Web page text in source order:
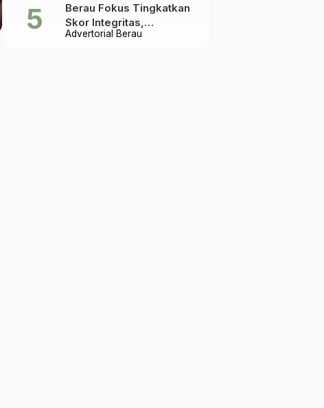
Advertorial Berau
Berau Fokus Tingkatkan
Skor Integritas,
Rekomendasi KPK Jadi